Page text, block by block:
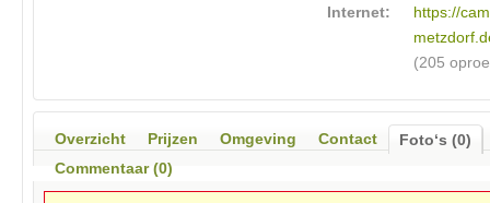
Internet:
https://
(205
Overzicht Prijzen Omgeving Contact
Foto‘s (0)
Commentaar (0)